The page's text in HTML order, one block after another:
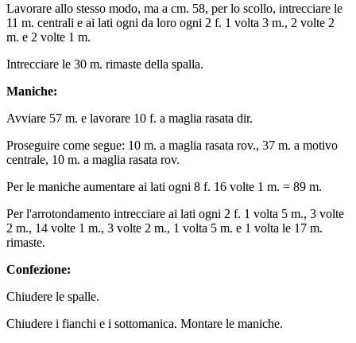
Lavorare allo stesso modo, ma a cm. 58, per lo scollo, intrecciare le
11 m. centrali e ai lati ogni da loro ogni 2 f. 1 volta 3 m., 2 volte 2
m. e 2 volte 1 m.
Intrecciare le 30 m. rimaste della spalla.
Maniche:
Avviare 57 m. e lavorare 10 f. a maglia rasata dir.
Proseguire come segue: 10 m. a maglia rasata rov., 37 m. a motivo
centrale, 10 m. a maglia rasata rov.
Per le maniche aumentare ai lati ogni 8 f. 16 volte 1 m. = 89 m.
Per l'arrotondamento intrecciare ai lati ogni 2 f. 1 volta 5 m., 3 volte
2 m., 14 volte 1 m., 3 volte 2 m., 1 volta 5 m. e 1 volta le 17 m.
rimaste.
Confezione:
Chiudere le spalle.
Chiudere i fianchi e i sottomanica. Montare le maniche.